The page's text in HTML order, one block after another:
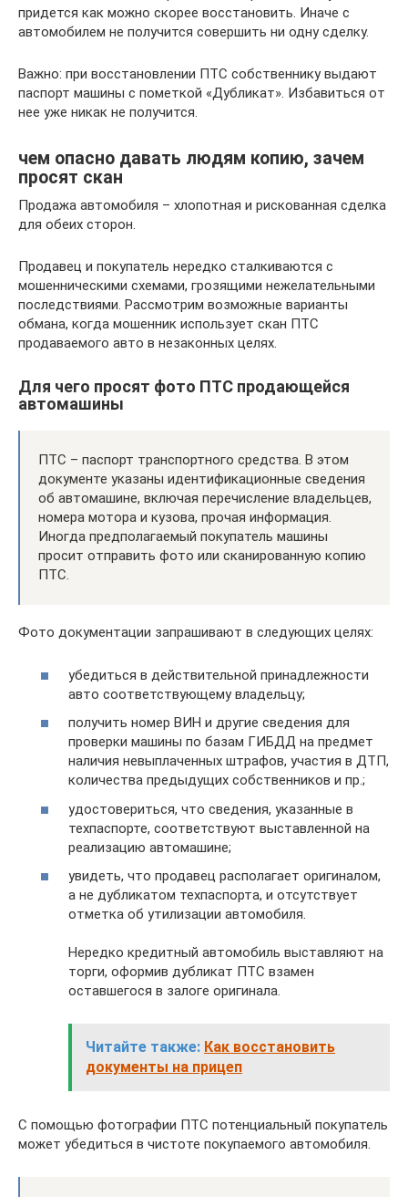
придется как можно скорее восстановить. Иначе с
автомобилем не получится совершить ни одну сделку.
Важно: при восстановлении ПТС собственнику выдают
паспорт машины с пометкой «Дубликат». Избавиться от
нее уже никак не получится.
чем опасно давать людям копию, зачем
просят скан
Продажа автомобиля – хлопотная и рискованная сделка
для обеих сторон.
Продавец и покупатель нередко сталкиваются с
мошенническими схемами, грозящими нежелательными
последствиями. Рассмотрим возможные варианты
обмана, когда мошенник использует скан ПТС
продаваемого авто в незаконных целях.
Для чего просят фото ПТС продающейся
автомашины
ПТС – паспорт транспортного средства. В этом
документе указаны идентификационные сведения
об автомашине, включая перечисление владельцев,
номера мотора и кузова, прочая информация.
Иногда предполагаемый покупатель машины
просит отправить фото или сканированную копию
ПТС.
Фото документации запрашивают в следующих целях:
убедиться в действительной принадлежности
авто соответствующему владельцу;
получить номер ВИН и другие сведения для
проверки машины по базам ГИБДД на предмет
наличия невыплаченных штрафов, участия в ДТП,
количества предыдущих собственников и пр.;
удостовериться, что сведения, указанные в
техпаспорте, соответствуют выставленной на
реализацию автомашине;
увидеть, что продавец располагает оригиналом,
а не дубликатом техпаспорта, и отсутствует
отметка об утилизации автомобиля.
Нередко кредитный автомобиль выставляют на
торги, оформив дубликат ПТС взамен
оставшегося в залоге оригинала.
Читайте также: Как восстановить
документы на прицеп
С помощью фотографии ПТС потенциальный покупатель
может убедиться в чистоте покупаемого автомобиля.